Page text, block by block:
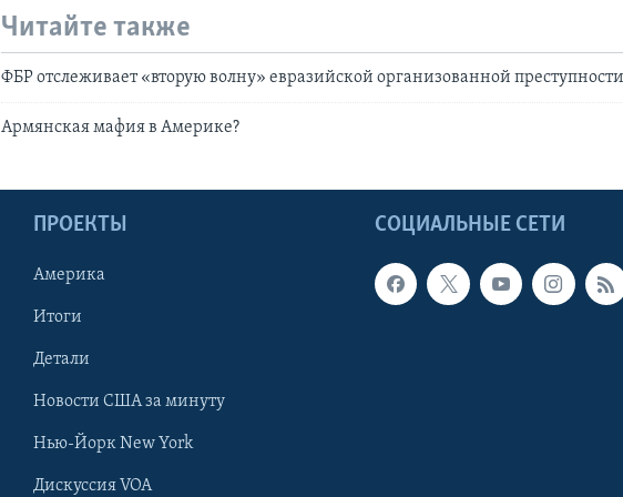
Читайте также
ФБР отслеживает «вторую волну» евразийской организованной
Армянская мафия в Америке?
СОЦИАЛЬНЫЕ СЕТИ
ПРОЕКТЫ
Америка
Итоги
Детали
Новости США за минуту
Нью-Йорк New York
Дискуссия VOA